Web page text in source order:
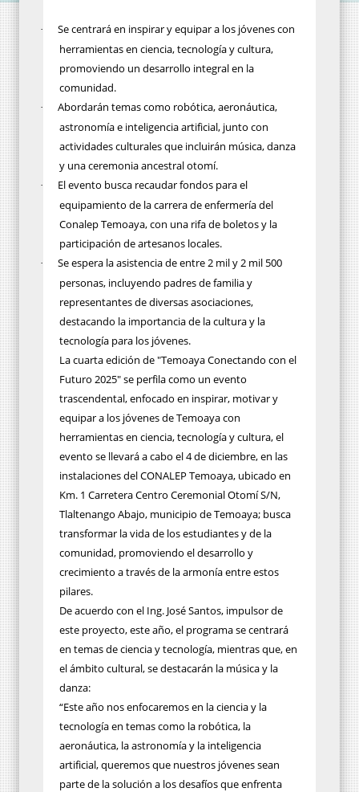
·
Se centrará en inspirar y equipar a los jóvenes con
herramientas en ciencia, tecnología y cultura,
promoviendo un desarrollo integral en la
comunidad.
·
Abordarán temas como robótica, aeronáutica,
astronomía e inteligencia artificial, junto con
actividades culturales que incluirán música, danza
y una ceremonia ancestral otomí.
·
El evento busca recaudar fondos para el
equipamiento de la carrera de enfermería del
Conalep Temoaya, con una rifa de boletos y la
participación de artesanos locales.
·
Se espera la asistencia de entre 2 mil y 2 mil 500
personas, incluyendo padres de familia y
representantes de diversas asociaciones,
destacando la importancia de la cultura y la
tecnología para los jóvenes.
La cuarta edición de "Temoaya Conectando con el
Futuro 2025" se perfila como un evento
trascendental, enfocado en inspirar, motivar y
equipar a los jóvenes de Temoaya con
herramientas en ciencia, tecnología y cultura, el
evento se llevará a cabo el 4 de diciembre,en las
instalaciones del CONALEP Temoaya, ubicado en
Km. 1 Carretera Centro Ceremonial Otomí S/N,
Tlaltenango Abajo, municipio de Temoaya; busca
transformar la vida de los estudiantes y de la
comunidad, promoviendo el desarrollo y
crecimiento a través de la armonía entre estos
pilares.
De acuerdo con el Ing. José Santos, impulsor de
este proyecto, este año, el programa se centrará
en temas de ciencia y tecnología, mientras que, en
el ámbito cultural, se destacarán la música y la
danza:
“Este año nos enfocaremos en la ciencia y la
tecnología en temas como la robótica, la
aeronáutica, la astronomía y la inteligencia
artificial, queremos que nuestros jóvenes sean
parte de la solución a los desafíos que enfrenta